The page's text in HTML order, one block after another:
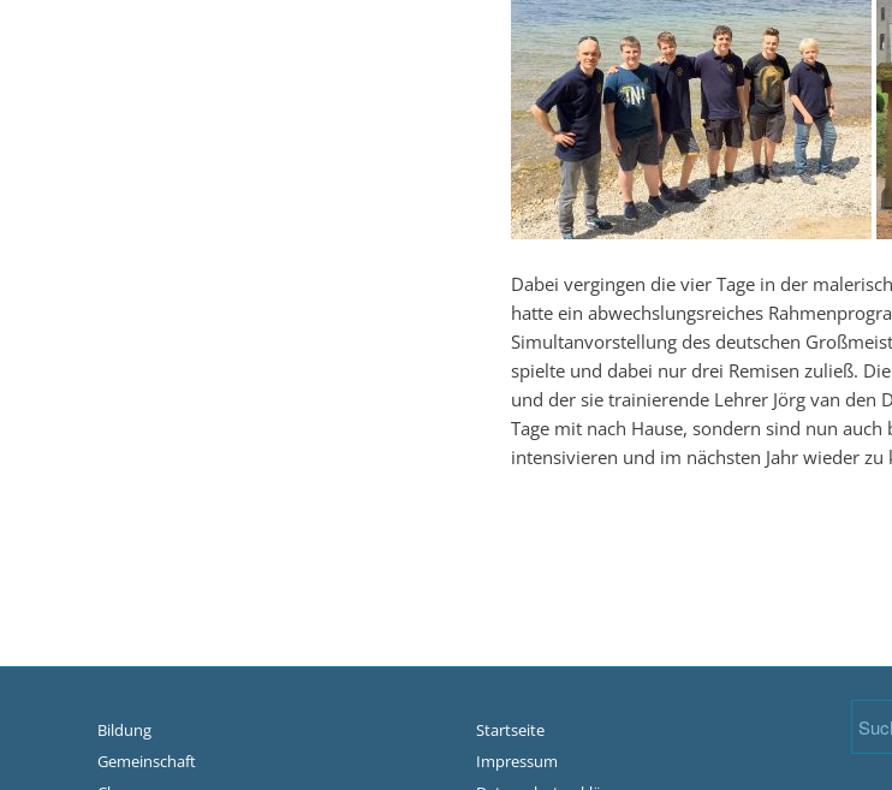
Dabei vergingen die vier Tage in der
hatte ein abwechslungsreiches
Simultanvorstellung des deutschen
spielte und dabei nur drei Remisen zuließ.
und der sie trainierende Lehrer Jörg van
Tage mit nach Hause, sondern sind nun
intensivieren und im nächsten Jahr wieder zu
Bildung
Gemeinschaft
Startseite
Impressum